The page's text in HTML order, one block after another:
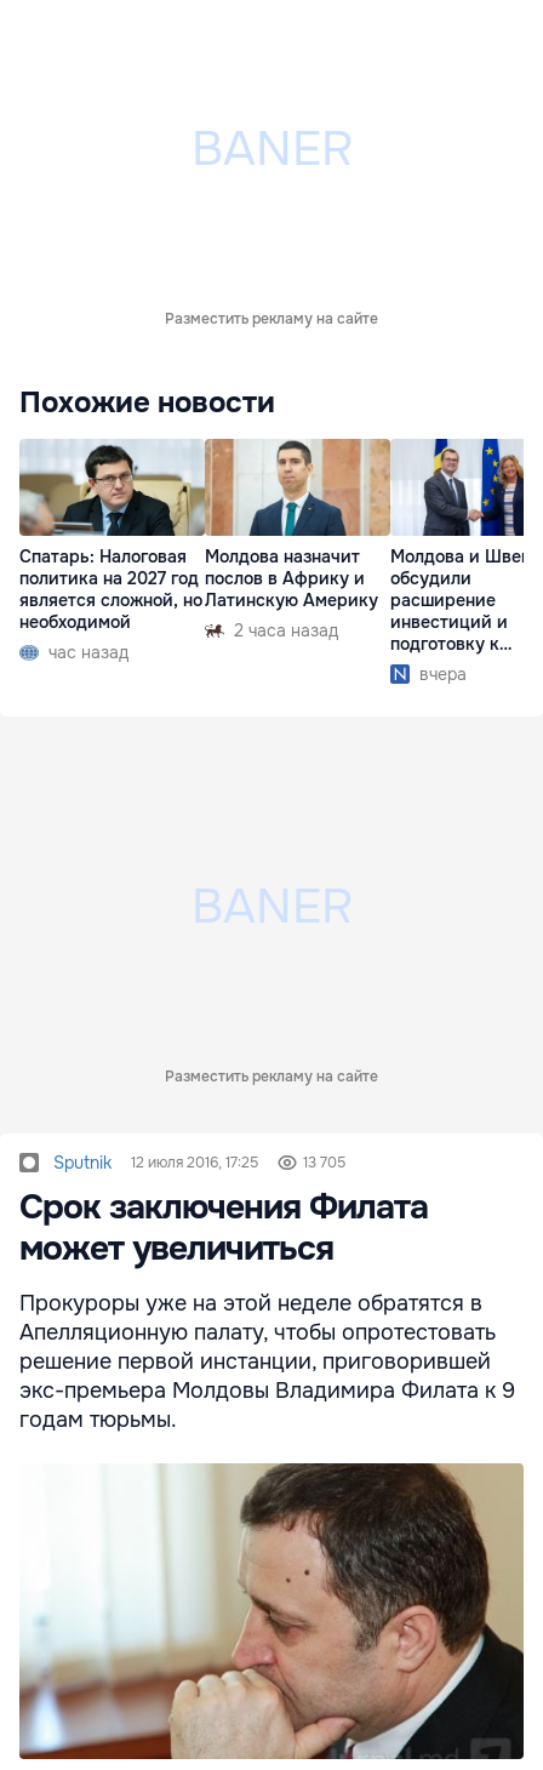
Разместить рекламу на сайте
Похожие новости
Спатарь: Налоговая
политика на 2027 год
является сложной, но
необходимой
час назад
Молдова назначит
послов в Африку и
Латинскую Америку
2 часа назад
Молдова и
обсудили
расширение
инвестиций и
подготовку к
отопительному
сезону
вчера
Разместить рекламу на сайте
Sputnik 12 июля 2016, 17:25 13 705
Срок заключения Филата
может увеличиться
Прокуроры уже на этой неделе обратятся в
Апелляционную палату, чтобы опротестовать
решение первой инстанции, приговорившей
экс-премьера Молдовы Владимира Филата к 9
годам тюрьмы.